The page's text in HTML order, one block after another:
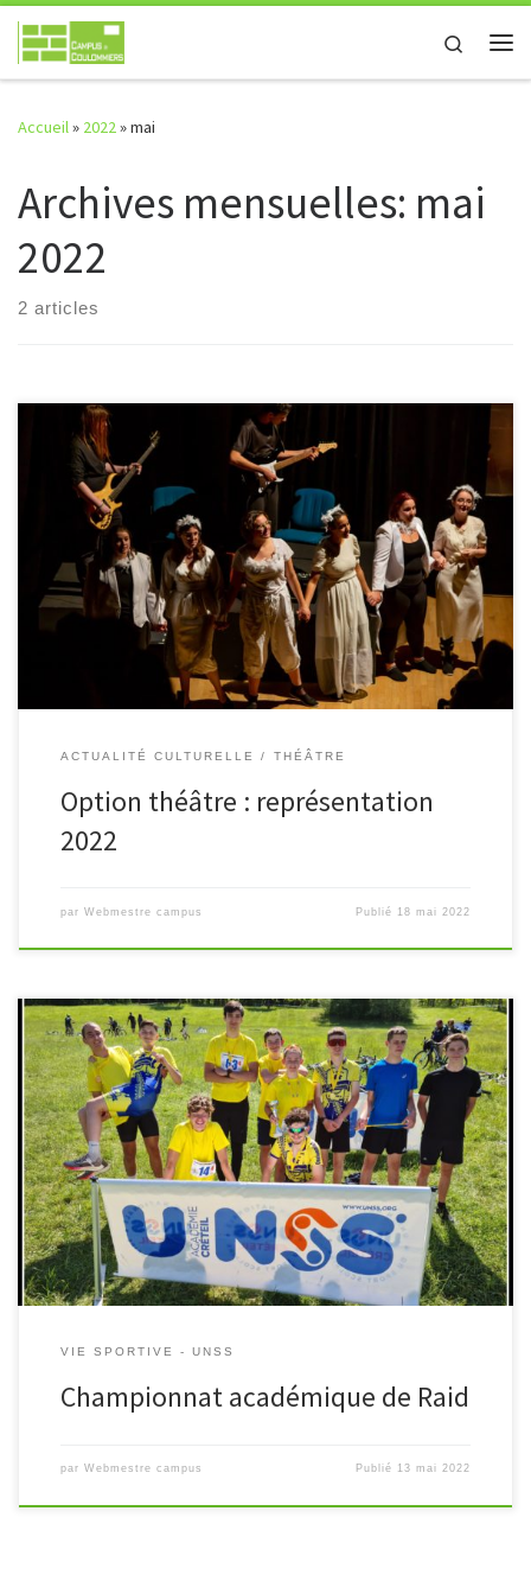
Passer au contenu
Search
Accueil» 2022»mai
Archives mensuelles: mai
2022
2 articles
Pour célébrer l’anniversaire des 400 ans de Molière, les 37 élèves
de l’option théâtre du campus ont joué la comédie L’Amour
Médecin les 22 et 23 avril derniers. Les deux représentations ont
[…]
ACTUALITÉ CULTURELLE THÉÂTRE
Option théâtre : représentation
2022
par Webmestre campus Publié 18 mai 2022
Les élèves du Campus ont participé le mercredi 11 mai 2022 au
championnat académique de Raid à Vaires sur Marne A cette
occasion, les sportifs de la section VTT et […]
VIE SPORTIVE - UNSS
Championnat académique de Raid
par Webmestre campus Publié 13 mai 2022